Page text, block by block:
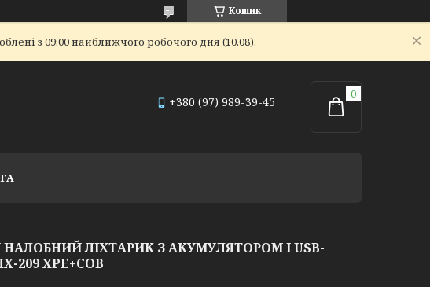
Кошик
з 09:00 найближчого робочого дня (10.08).
+380 (97) 989-39-45
ЛІХТАРИК З АКУМУЛЯТОРОМ І USB-
209 XPE+COB